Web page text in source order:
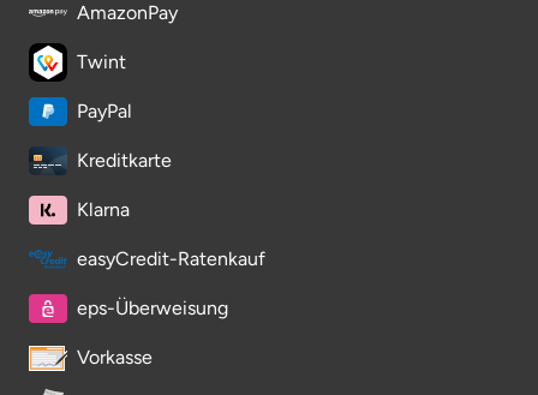
AmazonPay
Twint
PayPal
Kreditkarte
Klarna
easyCredit-Ratenkauf
eps-Überweisung
Vorkasse
Pinneberg
Pirna
Plön
Potsdam
Potsdam-Mittelmark
Prignitz
Regensburg